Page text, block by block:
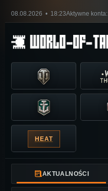
08.08.2026 • 18:23Aktywne konta:
HEAT
AKTUALNOŚCI